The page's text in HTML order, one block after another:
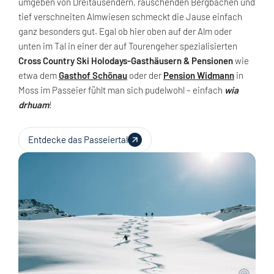
tief verschneiten Almwiesen schmeckt die Jause einfach
ganz besonders gut. Egal ob hier oben auf der Alm oder
unten im Tal in einer der auf Tourengeher spezialisierten
Cross Country Ski Holodays-Gasthäusern & Pensionenwie
etwa demGasthof Schönau oder der Pension Widmann in
Moss im Passeier fühlt man sich pudelwohl – einfach wia
drhuam!
Entdecke das Passeiertal